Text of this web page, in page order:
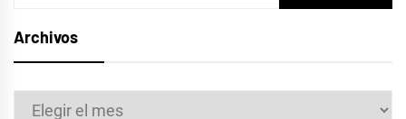
Archivos
Archivos